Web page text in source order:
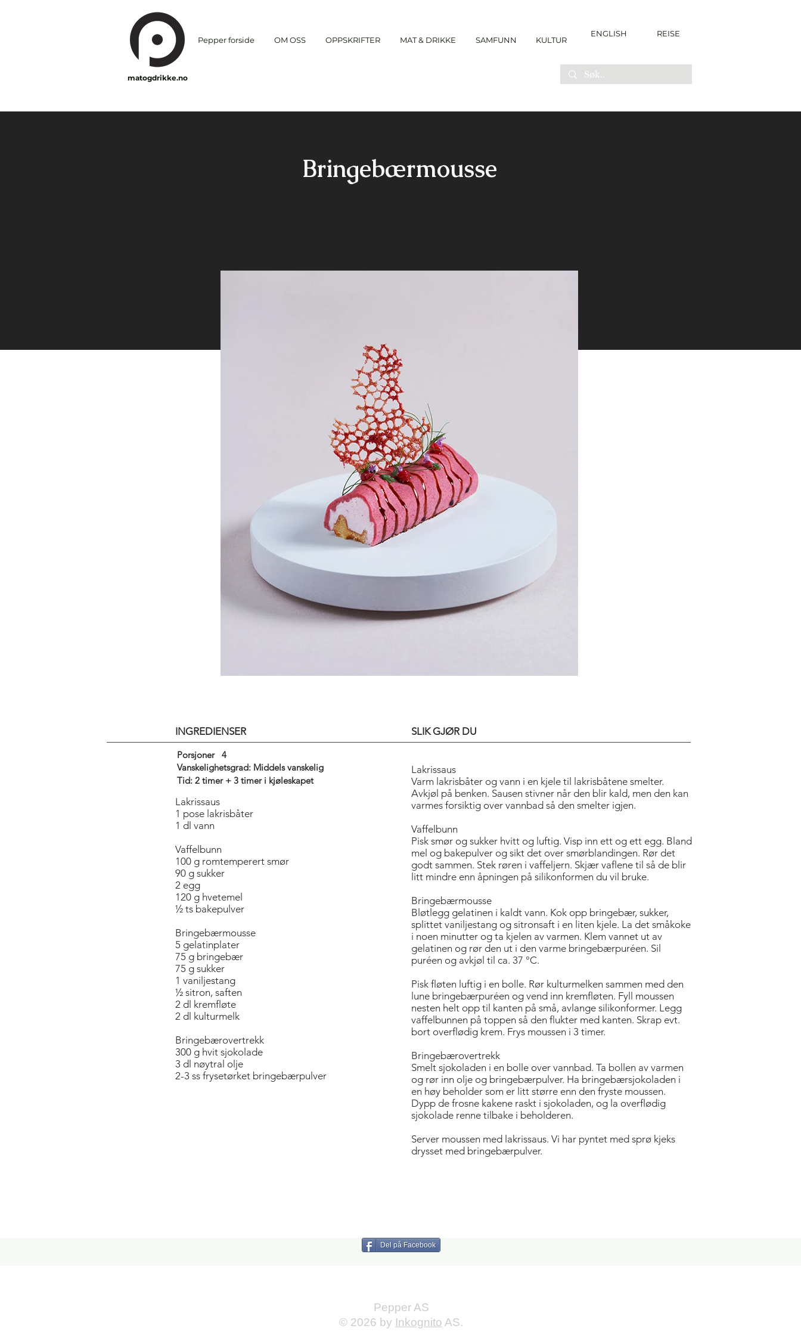
Pepper forside OM OSS OPPSKRIFTER MAT & DRIKKE SAMFUNN KULTUR
ENGLISH REISE
matogdrikke.no
Bringebærmousse
INGREDIENSER SLIK GJØR DU
Porsjoner
4
Vanskelighetsgrad: Middels vanskelig
Tid: 2 timer + 3 timer i kjøleskapet
Lakrissaus
1 pose lakrisbåter
1 dl vann
Vaffelbunn
100 g romtemperert smør
90 g sukker
2 egg
120 g hvetemel
½ ts bakepulver
Bringebærmousse
5 gelatinplater
75 g bringebær
75 g sukker
1 vaniljestang
½ sitron, saften
2 dl kremfløte
2 dl kulturmelk
Bringebærovertrekk
300 g hvit sjokolade
3 dl nøytral olje
2-3 ss frysetørket bringebærpulver
Lakrissaus
Varm lakrisbåter og vann i en kjele til lakrisbåtene smelter.
Avkjøl på benken. Sausen stivner når den blir kald, men den kan
varmes forsiktig over vannbad så den smelter igjen.
Vaffelbunn
Pisk smør og sukker hvitt og luftig. Visp inn ett og ett egg. Bland
mel og bakepulver og sikt det over smørblandingen. Rør det
godt sammen. Stek røren i vaffeljern. Skjær vaflene til så de blir
litt mindre enn åpningen på silikonformen du vil bruke.
Bringebærmousse
Bløtlegg gelatinen i kaldt vann. Kok opp bringebær, sukker,
splittet vaniljestang og sitronsaft i en liten kjele. La det småkoke
i noen minutter og ta kjelen av varmen. Klem vannet ut av
gelatinen og rør den ut i den varme bringebærpuréen. Sil
puréen og avkjøl til ca. 37 °C.
Pisk fløten luftig i en bolle. Rør ­kultur­melken sammen med den
lune bringebærpuréen og vend inn kremfløten. Fyll moussen
nesten helt opp til kanten ­på små, avlange silikonformer. Legg
vaffel­bunnen på toppen så den flukter med kanten. Skrap evt.
bort overflødig krem. Frys moussen i 3 timer.
Bringebærovertrekk
Smelt sjokoladen i en bolle over vannbad. Ta bollen av varmen
og rør inn olje og bringebærpulver. Ha bringebær­sjokoladen i
en høy beholder som er litt større enn den fryste moussen.
Dypp de frosne kakene raskt i sjokoladen, og la overflødig
sjokolade renne tilbake i beholderen.
Server moussen med lakrissaus. Vi har pyntet med sprø kjeks
drysset med bringebærpulver.
Del på Facebook
Pepper AS
© 2026 by Inkognito AS.